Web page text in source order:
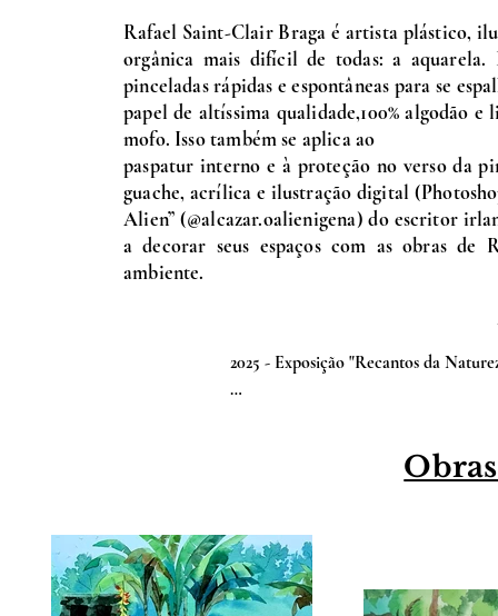
Rafael Saint-Clair Braga é artista plástico,
orgânica mais difícil de todas: a aquarela.
pinceladas rápidas e espontâneas para se
papel de altíssima qualidade,100% algodão
mofo. Isso também se aplica ao
paspatur interno e à proteção no verso da
guache, acrílica e ilustração digital
Alien” (@alcazar.oalienigena) do escritor
a decorar seus espaços com as obras de
ambiente.
2025 - Exposição "Recantos da
2013 - Centro de Referência em
Animação 2D Tradicional e Desenho